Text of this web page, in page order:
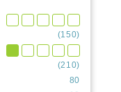
(150)
(210)
80